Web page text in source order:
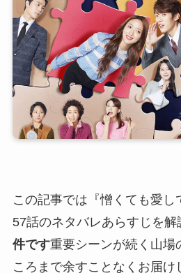
この記事では『憎くても愛し
57話のネタバレあらすじを解
件です重要シーンが続く山場
ころまで余すことなくお届け